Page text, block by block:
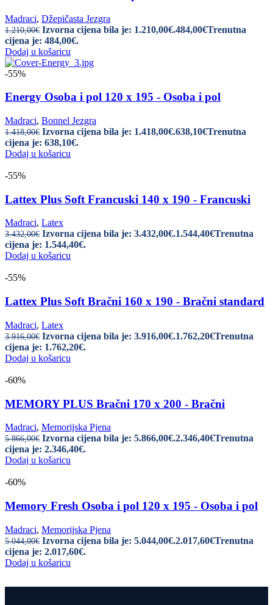
Madraci, Džepičasta Jezgra
1.210,00€ Izvorna cijena bila je: 1.210,00€.484,00€Trenutna
cijena je: 484,00€.
Dodaj u košaricu
-55%
Energy Osoba i pol 120 x 195 - Osoba i pol
Madraci, Bonnel Jezgra
1.418,00€ Izvorna cijena bila je: 1.418,00€.638,10€Trenutna
cijena je: 638,10€.
Dodaj u košaricu
-55%
Lattex Plus Soft Francuski 140 x 190 - Francuski
Madraci, Latex
3.432,00€ Izvorna cijena bila je: 3.432,00€.1.544,40€Trenutna
cijena je: 1.544,40€.
Dodaj u košaricu
-55%
Lattex Plus Soft Bračni 160 x 190 - Bračni standard
Madraci, Latex
3.916,00€ Izvorna cijena bila je: 3.916,00€.1.762,20€Trenutna
cijena je: 1.762,20€.
Dodaj u košaricu
-60%
MEMORY PLUS Bračni 170 x 200 - Bračni
Madraci, Memorijska Pjena
5.866,00€ Izvorna cijena bila je: 5.866,00€.2.346,40€Trenutna
cijena je: 2.346,40€.
Dodaj u košaricu
-60%
Memory Fresh Osoba i pol 120 x 195 - Osoba i pol
Madraci, Memorijska Pjena
5.044,00€ Izvorna cijena bila je: 5.044,00€.2.017,60€Trenutna
cijena je: 2.017,60€.
Dodaj u košaricu